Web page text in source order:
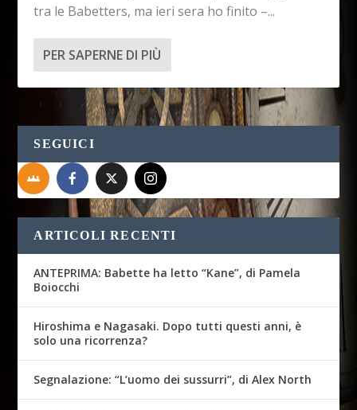
tra le Babetters, ma ieri sera ho finito –...
PER SAPERNE DI PIÙ
SEGUICI
ARTICOLI RECENTI
ANTEPRIMA: Babette ha letto “Kane”, di Pamela
Boiocchi
Hiroshima e Nagasaki. Dopo tutti questi anni, è
solo una ricorrenza?
Segnalazione: “L’uomo dei sussurri”, di Alex North